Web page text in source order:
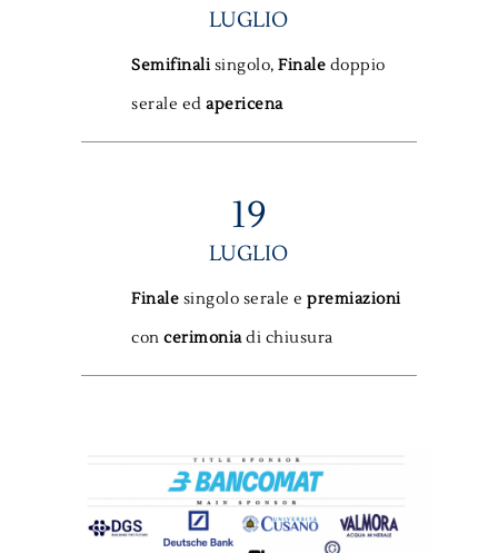
LUGLIO
Semifinali singolo,Finale doppio
serale edapericena
19
LUGLIO
Finale singolo serale epremiazioni
concerimoniadi chiusura